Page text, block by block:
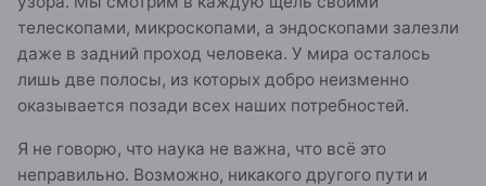
телескопами, микроскопами, а эндоскопами залезли
даже в задний проход человека. У мира осталось
лишь две полосы, из которых добро неизменно
оказывается позади всех наших потребностей.
Я не говорю, что наука не важна, что всё это
неправильно. Возможно, никакого другого пути и